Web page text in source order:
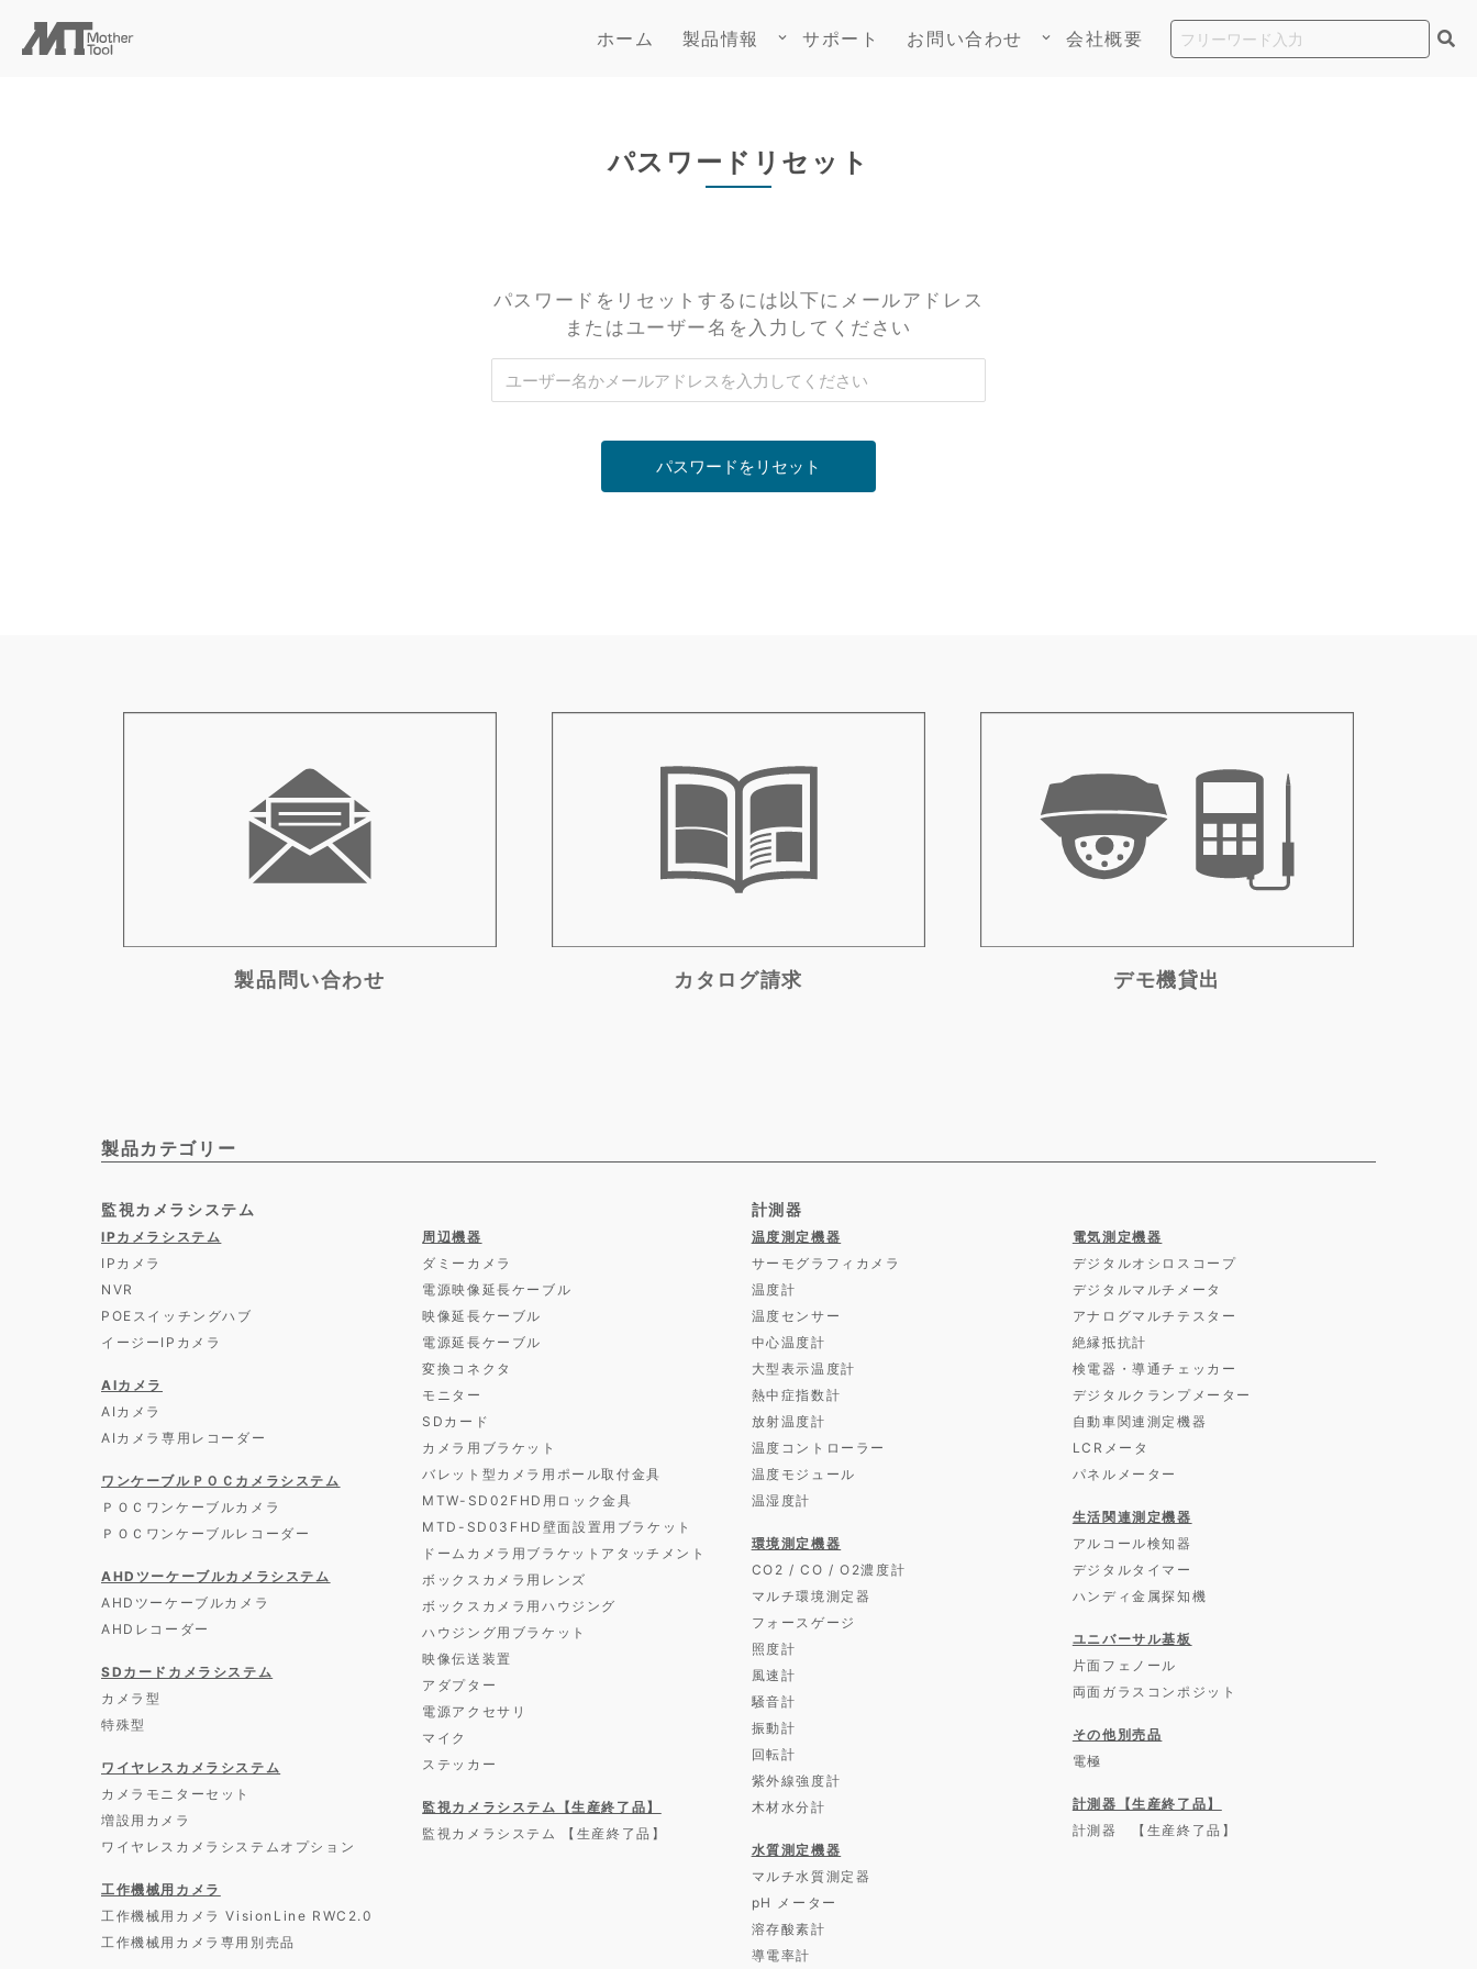
ホーム 製品情報 keyboard_arrow_down サポート お問い合わせ keyboard_arrow_down 会社概要
パスワードリセット
パスワードをリセットするには以下にメールアドレス
またはユーザー名を入力してください
製品問い合わせ カタログ請求 デモ機貸出
製品カテゴリー
監視カメラシステム
IPカメラシステム
IPカメラ
NVR
POEスイッチングハブ
イージーIPカメラ
AIカメラ
AIカメラ
AIカメラ専用レコーダー
ワンケーブルＰＯＣカメラシステム
ＰＯＣワンケーブルカメラ
ＰＯＣワンケーブルレコーダー
AHDツーケーブルカメラシステム
AHDツーケーブルカメラ
AHDレコーダー
SDカードカメラシステム
カメラ型
特殊型
ワイヤレスカメラシステム
カメラモニターセット
増設用カメラ
ワイヤレスカメラシステムオプション
工作機械用カメラ
工作機械用カメラ VisionLine RWC2.0
工作機械用カメラ専用別売品
周辺機器
ダミーカメラ
電源映像延長ケーブル
映像延長ケーブル
電源延長ケーブル
変換コネクタ
モニター
SDカード
カメラ用ブラケット
バレット型カメラ用ポール取付金具
MTW-SD02FHD用ロック金具
MTD-SD03FHD壁面設置用ブラケット
ドームカメラ用ブラケットアタッチメント
ボックスカメラ用レンズ
ボックスカメラ用ハウジング
ハウジング用ブラケット
映像伝送装置
アダプター
電源アクセサリ
マイク
ステッカー
監視カメラシステム【生産終了品】
監視カメラシステム 【生産終了品】
計測器
温度測定機器
サーモグラフィカメラ
温度計
温度センサー
中心温度計
大型表示温度計
熱中症指数計
放射温度計
温度コントローラー
温度モジュール
温湿度計
環境測定機器
CO2 / CO / O2濃度計
マルチ環境測定器
フォースゲージ
照度計
風速計
騒音計
振動計
回転計
紫外線強度計
木材水分計
水質測定機器
マルチ水質測定器
pH メーター
溶存酸素計
導電率計
電気測定機器
デジタルオシロスコープ
デジタルマルチメータ
アナログマルチテスター
絶縁抵抗計
検電器・導通チェッカー
デジタルクランプメーター
自動車関連測定機器
LCRメータ
パネルメーター
生活関連測定機器
アルコール検知器
デジタルタイマー
ハンディ金属探知機
ユニバーサル基板
片面フェノール
両面ガラスコンポジット
その他別売品
電極
計測器【生産終了品】
計測器 【生産終了品】